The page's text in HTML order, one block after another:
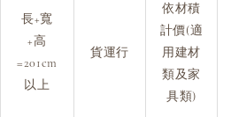
長+寬
+高
=201cm
以上
貨運行
依材積
計價(適
用建材
類及家
具類)